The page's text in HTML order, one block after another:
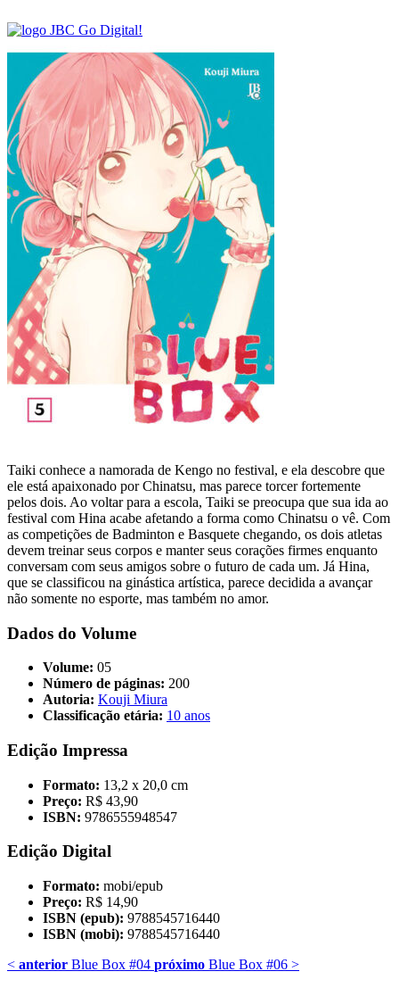
Taiki conhece a namorada de Kengo no festival, e ela descobre que
ele está apaixonado por Chinatsu, mas parece torcer fortemente
pelos dois. Ao voltar para a escola, Taiki se preocupa que sua ida ao
festival com Hina acabe afetando a forma como Chinatsu o vê. Com
as competições de Badminton e Basquete chegando, os dois atletas
devem treinar seus corpos e manter seus corações firmes enquanto
conversam com seus amigos sobre o futuro de cada um. Já Hina,
que se classificou na ginástica artística, parece decidida a avançar
não somente no esporte, mas também no amor.
Dados do Volume
Volume: 05
Número de páginas: 200
Autoria: Kouji Miura
Classificação etária: 10 anos
Edição Impressa
Formato: 13,2 x 20,0 cm
Preço: R$ 43,90
ISBN: 9786555948547
Edição Digital
Formato: mobi/epub
Preço: R$ 14,90
ISBN (epub): 9788545716440
ISBN (mobi): 9788545716440
< anterior Blue Box #04 próximo Blue Box #06 >